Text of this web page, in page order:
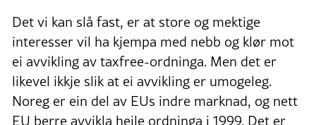
Det vi kan slå fast, er at store og mektige
interesser vil ha kjempa med nebb og klør mot
ei avvikling av taxfree-ordninga. Men det er
likevel ikkje slik at ei avvikling er umogeleg.
Noreg er ein del av EUs indre marknad, og nett
EU berre avvikla heile ordninga i 1999. Det er